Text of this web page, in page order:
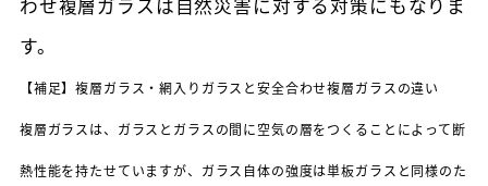
わせ複層ガラスは自然災害に対する対策にもなりま
す。
【補足】複層ガラス・網入りガラスと安全合わせ複層ガラスの違い
複層ガラスは、ガラスとガラスの間に空気の層をつくることによって断
熱性能を持たせていますが、ガラス自体の強度は単板ガラスと同様のた